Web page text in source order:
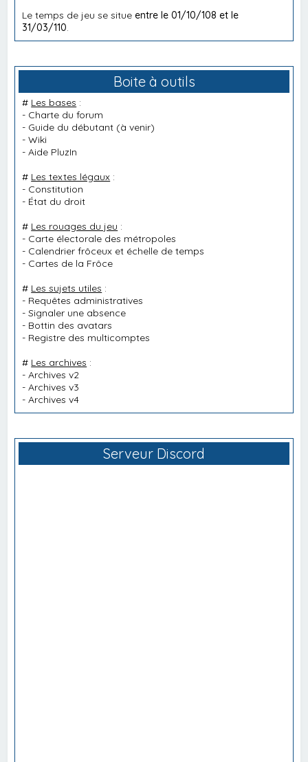
Le temps de jeu se situeentre le 01/10/108 et le
31/03/110
Boite à outils
# Les bases :
- Charte du forum
- Guide du débutant (à venir)
-Wiki
-Aide PluzIn
# Les textes légaux :
- Constitution
- État du droit
# Les rouages du jeu :
- Carte électorale des métropoles
- Calendrier frôceux et échelle de temps
- Cartes de la Frôce
# Les sujets utiles :
- Requêtes administratives
-Signaler une absence
- Bottin des avatars
- Registre des multicomptes
# Les archives :
-Archives v2
-Archives v3
-Archives v4
Serveur Discord